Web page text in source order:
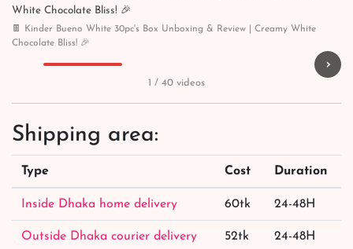
White Chocolate Bliss! 🎉
🍫 Kinder Bueno White 30pc's Box Unboxing & Review | Creamy White
Chocolate Bliss! 🎉
▶ ›
1 / 40 videos
Shipping area:
Type Cost Duration
Inside Dhaka home delivery 60tk 24-48H
Outside Dhaka courier delivery 52tk 24-48H